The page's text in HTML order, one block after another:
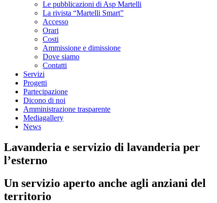
Le pubblicazioni di Asp Martelli
La rivista “Martelli Smart”
Accesso
Orari
Costi
Ammissione e dimissione
Dove siamo
Contatti
Servizi
Progetti
Partecipazione
Dicono di noi
Amministrazione trasparente
Mediagallery
News
Lavanderia e servizio di lavanderia per
l’esterno
Un servizio aperto anche agli anziani del
territorio